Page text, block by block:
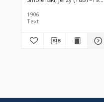
1906
Text